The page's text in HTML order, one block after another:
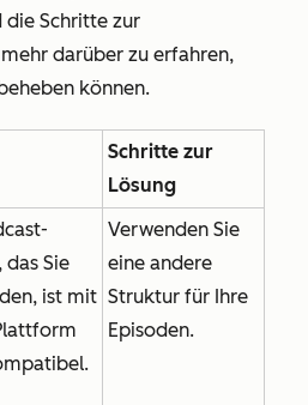
die Schritte zur
darüber zu erfahren,
können.
Schritte zur
Lösung
das Sie
ist mit
Verwenden Sie
eine andere
Struktur für Ihre
Episoden.